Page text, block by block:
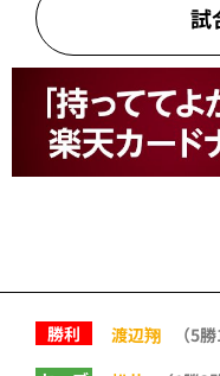
試
勝利 渡辺翔
（5